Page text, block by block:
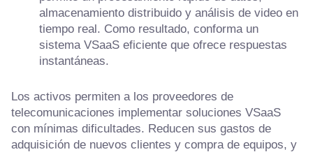
almacenamiento distribuido y análisis de video en
tiempo real. Como resultado, conforma un
sistema VSaaS eficiente que ofrece respuestas
instantáneas.
Los activos permiten a los proveedores de
telecomunicaciones implementar soluciones VSaaS
con mínimas dificultades. Reducen sus gastos de
adquisición de nuevos clientes y compra de equipos, y